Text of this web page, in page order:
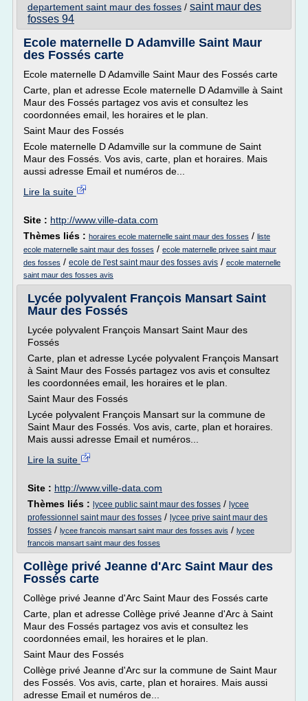
departement saint maur des fosses / saint maur des
fosses 94
Ecole maternelle D Adamville Saint Maur
des Fossés carte
Ecole maternelle D Adamville Saint Maur des Fossés carte
Carte, plan et adresse Ecole maternelle D Adamville à Saint
Maur des Fossés partagez vos avis et consultez les
coordonnées email, les horaires et le plan.
Saint Maur des Fossés
Ecole maternelle D Adamville sur la commune de Saint
Maur des Fossés. Vos avis, carte, plan et horaires. Mais
aussi adresse Email et numéros de...
Lire la suite
Site : http://www.ville-data.com
Thèmes liés : horaires ecole maternelle saint maur des fosses / liste
ecole maternelle saint maur des fosses / ecole maternelle privee saint maur
des fosses / ecole de l'est saint maur des fosses avis / ecole maternelle
saint maur des fosses avis
Lycée polyvalent François Mansart Saint
Maur des Fossés
Lycée polyvalent François Mansart Saint Maur des
Fossés
Carte, plan et adresse Lycée polyvalent François Mansart
à Saint Maur des Fossés partagez vos avis et consultez
les coordonnées email, les horaires et le plan.
Saint Maur des Fossés
Lycée polyvalent François Mansart sur la commune de
Saint Maur des Fossés. Vos avis, carte, plan et horaires.
Mais aussi adresse Email et numéros...
Lire la suite
Site : http://www.ville-data.com
Thèmes liés : lycee public saint maur des fosses / lycee
professionnel saint maur des fosses / lycee prive saint maur des
fosses / lycee francois mansart saint maur des fosses avis / lycee
francois mansart saint maur des fosses
Collège privé Jeanne d'Arc Saint Maur des
Fossés carte
Collège privé Jeanne d'Arc Saint Maur des Fossés carte
Carte, plan et adresse Collège privé Jeanne d'Arc à Saint
Maur des Fossés partagez vos avis et consultez les
coordonnées email, les horaires et le plan.
Saint Maur des Fossés
Collège privé Jeanne d'Arc sur la commune de Saint Maur
des Fossés. Vos avis, carte, plan et horaires. Mais aussi
adresse Email et numéros de...